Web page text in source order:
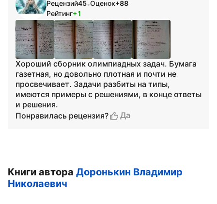
Рецензий45•Оценок+88
Рейтинг+1
Хороший сборник олимпиадных задач. Бумага
газетная, но довольно плотная и почти не
просвечивает. Задачи разбиты на типы,
имеются примеры с решениями, в конце ответы
и решения.
Понравилась рецензия?
Да
Книги автора Доронькин Владимир
Николаевич